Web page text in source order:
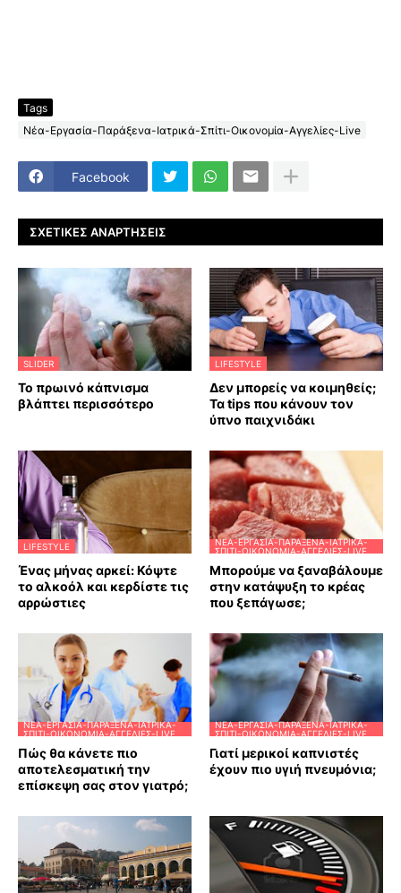
Tags
Νέα-Εργασία-Παράξενα-Ιατρικά-Σπίτι-Οικονομία-Αγγελίες-Live
Facebook
ΣΧΕΤΙΚΈΣ ΑΝΑΡΤΉΣΕΙΣ
SLIDER
Το πρωινό κάπνισμα
βλάπτει περισσότερο
LIFESTYLE
Δεν μπορείς να κοιμηθείς;
Τα tips που κάνουν τον
ύπνο παιχνιδάκι
LIFESTYLE
Ένας μήνας αρκεί: Κόψτε
το αλκοόλ και κερδίστε τις
αρρώστιες
ΝΈΑ-ΕΡΓΑΣΊΑ-ΠΑΡΆΞΕΝΑ-ΙΑΤΡΙΚΆ-
ΣΠΊΤΙ-ΟΙΚΟΝΟΜΊΑ-ΑΓΓΕΛΊΕΣ-LIVE
Μπορούμε να ξαναβάλουμε
στην κατάψυξη το κρέας
που ξεπάγωσε;
ΝΈΑ-ΕΡΓΑΣΊΑ-ΠΑΡΆΞΕΝΑ-ΙΑΤΡΙΚΆ-
ΣΠΊΤΙ-ΟΙΚΟΝΟΜΊΑ-ΑΓΓΕΛΊΕΣ-LIVE
Πώς θα κάνετε πιο
αποτελεσματική την
επίσκεψη σας στον γιατρό;
ΝΈΑ-ΕΡΓΑΣΊΑ-ΠΑΡΆΞΕΝΑ-ΙΑΤΡΙΚΆ-
ΣΠΊΤΙ-ΟΙΚΟΝΟΜΊΑ-ΑΓΓΕΛΊΕΣ-LIVE
Γιατί μερικοί καπνιστές
έχουν πιο υγιή πνευμόνια;